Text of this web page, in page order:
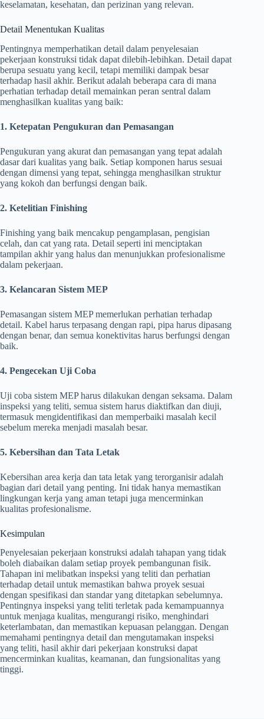
keselamatan, kesehatan, dan perizinan yang relevan.
Detail Menentukan Kualitas
Pentingnya memperhatikan detail dalam penyelesaian
pekerjaan konstruksi tidak dapat dilebih-lebihkan. Detail dapat
berupa sesuatu yang kecil, tetapi memiliki dampak besar
terhadap hasil akhir. Berikut adalah beberapa cara di mana
perhatian terhadap detail memainkan peran sentral dalam
menghasilkan kualitas yang baik:
1. Ketepatan Pengukuran dan Pemasangan
Pengukuran yang akurat dan pemasangan yang tepat adalah
dasar dari kualitas yang baik. Setiap komponen harus sesuai
dengan dimensi yang tepat, sehingga menghasilkan struktur
yang kokoh dan berfungsi dengan baik.
2. Ketelitian Finishing
Finishing yang baik mencakup pengamplasan, pengisian
celah, dan cat yang rata. Detail seperti ini menciptakan
tampilan akhir yang halus dan menunjukkan profesionalisme
dalam pekerjaan.
3. Kelancaran Sistem MEP
Pemasangan sistem MEP memerlukan perhatian terhadap
detail. Kabel harus terpasang dengan rapi, pipa harus dipasang
dengan benar, dan semua konektivitas harus berfungsi dengan
baik.
4. Pengecekan Uji Coba
Uji coba sistem MEP harus dilakukan dengan seksama. Dalam
inspeksi yang teliti, semua sistem harus diaktifkan dan diuji,
termasuk mengidentifikasi dan memperbaiki masalah kecil
sebelum mereka menjadi masalah besar.
5. Kebersihan dan Tata Letak
Kebersihan area kerja dan tata letak yang terorganisir adalah
bagian dari detail yang penting. Ini tidak hanya memastikan
lingkungan kerja yang aman tetapi juga mencerminkan
kualitas profesionalisme.
Kesimpulan
Penyelesaian pekerjaan konstruksi adalah tahapan yang tidak
boleh diabaikan dalam setiap proyek pembangunan fisik.
Tahapan ini melibatkan inspeksi yang teliti dan perhatian
terhadap detail untuk memastikan bahwa proyek sesuai
dengan spesifikasi dan standar yang ditetapkan sebelumnya.
Pentingnya inspeksi yang teliti terletak pada kemampuannya
untuk menjaga kualitas, mengurangi risiko, menghindari
keterlambatan, dan memastikan kepuasan pelanggan. Dengan
memahami pentingnya detail dan mengutamakan inspeksi
yang teliti, hasil akhir dari pekerjaan konstruksi dapat
mencerminkan kualitas, keamanan, dan fungsionalitas yang
tinggi.